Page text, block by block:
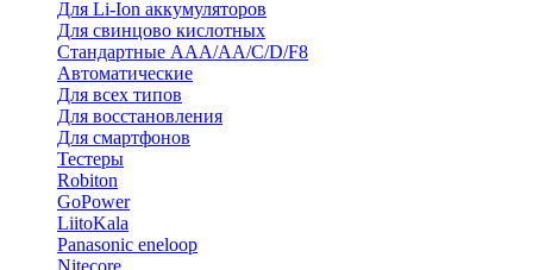
Для Li-Ion аккумуляторов
Для свинцово кислотных
Стандартные ААА/АА/С/D/F8
Автоматические
Для всех типов
Для восстановления
Для смартфонов
Тестеры
Robiton
GoPower
LiitoKala
Panasonic eneloop
Nitecore